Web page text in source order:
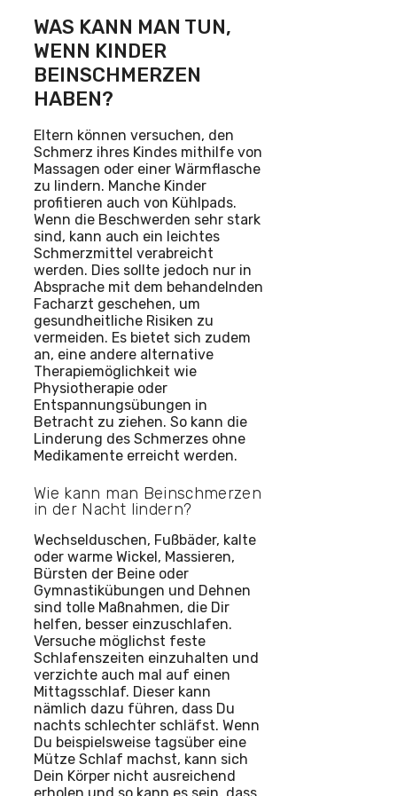
WAS KANN MAN TUN,
WENN KINDER
BEINSCHMERZEN
HABEN?
Eltern können versuchen, den
Schmerz ihres Kindes mithilfe von
Massagen oder einer Wärmflasche
zu lindern. Manche Kinder
profitieren auch von Kühlpads.
Wenn die Beschwerden sehr stark
sind, kann auch ein leichtes
Schmerzmittel verabreicht
werden. Dies sollte jedoch nur in
Absprache mit dem behandelnden
Facharzt geschehen, um
gesundheitliche Risiken zu
vermeiden. Es bietet sich zudem
an, eine andere alternative
Therapiemöglichkeit wie
Physiotherapie oder
Entspannungsübungen in
Betracht zu ziehen. So kann die
Linderung des Schmerzes ohne
Medikamente erreicht werden.
Wie kann man Beinschmerzen
in der Nacht lindern?
Wechselduschen, Fußbäder, kalte
oder warme Wickel, Massieren,
Bürsten der Beine oder
Gymnastikübungen und Dehnen
sind tolle Maßnahmen, die Dir
helfen, besser einzuschlafen.
Versuche möglichst feste
Schlafenszeiten einzuhalten und
verzichte auch mal auf einen
Mittagsschlaf. Dieser kann
nämlich dazu führen, dass Du
nachts schlechter schläfst. Wenn
Du beispielsweise tagsüber eine
Mütze Schlaf machst, kann sich
Dein Körper nicht ausreichend